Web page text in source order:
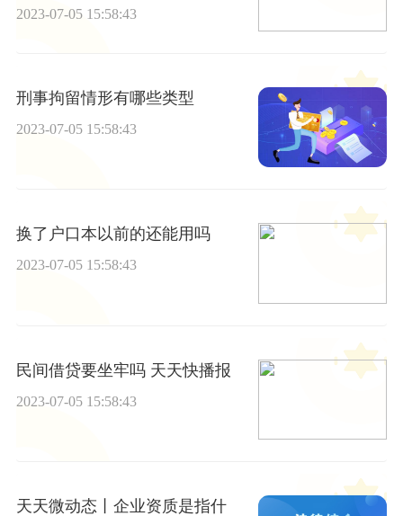
2023-07-05 15:58:43
刑事拘留情形有哪些类型
2023-07-05 15:58:43
换了户口本以前的还能用吗
2023-07-05 15:58:43
民间借贷要坐牢吗 天天快播报
2023-07-05 15:58:43
天天微动态丨企业资质是指什